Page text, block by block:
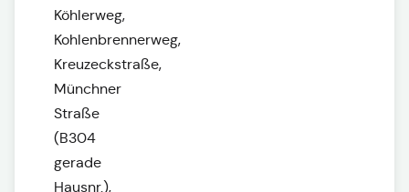
Köhlerweg,
Kohlenbrennerweg,
Kreuzeckstraße,
Münchner
Straße
(B304
gerade
Hausnr.),